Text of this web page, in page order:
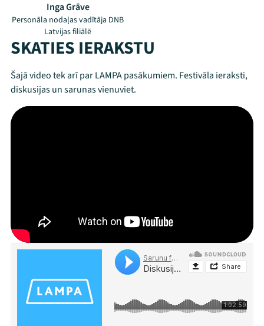
Mana programma
Programma
Inga Grāve
Personāla nodaļas vadītāja DNB
Latvijas filiālē
SKATIES IERAKSTU
Šajā video tek arī par LAMPA pasākumiem. Festivāla ieraksti,
diskusijas un sarunas vienuviet.